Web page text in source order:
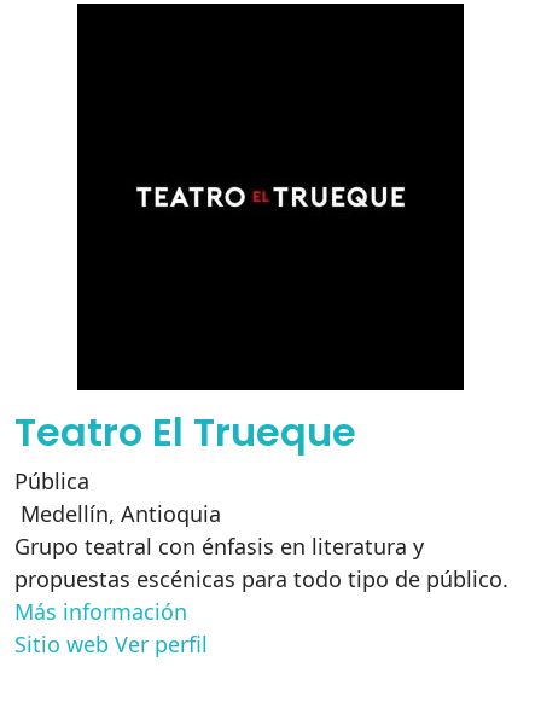
Teatro El Trueque
Pública
Medellín, Antioquia
Grupo teatral con énfasis en literatura y
propuestas escénicas para todo tipo de público.
Más información
Sitio web Ver perfil